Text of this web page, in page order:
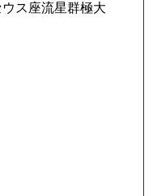
ス座流星群極大